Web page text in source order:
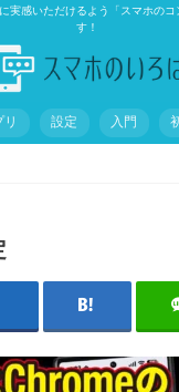
実感いただけるよう「スマホの
す！
リ 設定 入門